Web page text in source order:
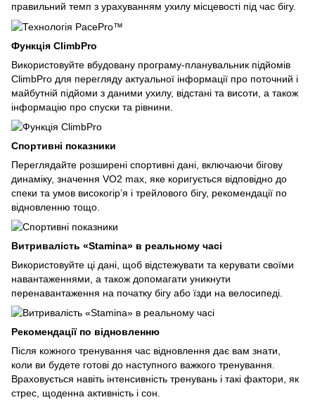
правильний темп з урахуванням ухилу місцевості під час бігу.
Функція ClimbPro
Використовуйте вбудовану програму-планувальник підйомів
ClimbPro для перегляду актуальної інформації про поточний і
майбутній підйоми з даними ухилу, відстані та висоти, а також
інформацію про спуски та рівнини.
Спортивні показники
Переглядайте розширені спортивні дані, включаючи бігову
динаміку, значення VO2 max, яке коригується відповідно до
спеки та умов високогір’я і трейлового бігу, рекомендації по
відновленню тощо.
Витривалість «Stamina» в реальному часі
Використовуйте ці дані, щоб відстежувати та керувати своїми
навантаженнями, а також допомагати уникнути
перенавантаження на початку бігу або їзди на велосипеді.
Рекомендації по відновленню
Після кожного тренування час відновлення дає вам знати,
коли ви будете готові до наступного важкого тренування.
Враховується навіть інтенсивність тренувань і такі фактори, як
стрес, щоденна активність і сон.